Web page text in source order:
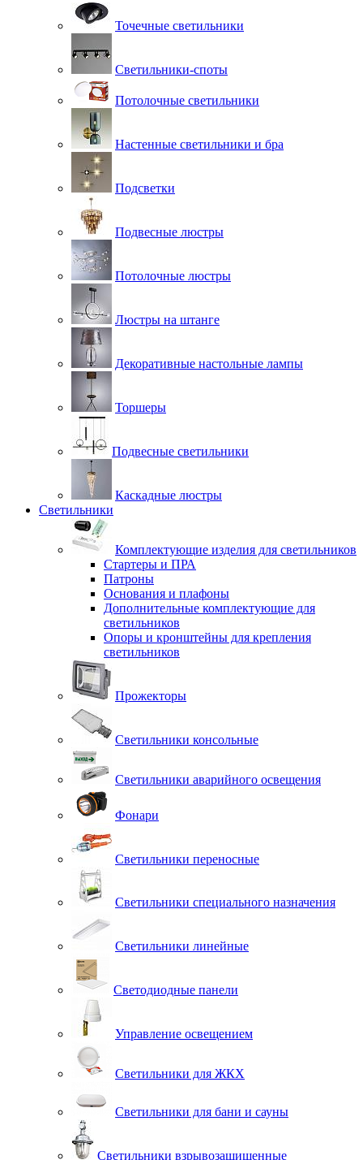
Точечные светильники
Светильники-споты
Потолочные светильники
Настенные светильники и бра
Подсветки
Подвесные люстры
Потолочные люстры
Люстры на штанге
Декоративные настольные лампы
Торшеры
Подвесные светильники
Каскадные люстры
Светильники
Комплектующие изделия для светильников
Стартеры и ПРА
Патроны
Основания и плафоны
Дополнительные комплектующие для
светильников
Опоры и кронштейны для крепления
светильников
Прожекторы
Светильники консольные
Светильники аварийного освещения
Фонари
Светильники переносные
Светильники специального назначения
Светильники линейные
Светодиодные панели
Управление освещением
Светильники для ЖКХ
Светильники для бани и сауны
Светильники взрывозащищенные